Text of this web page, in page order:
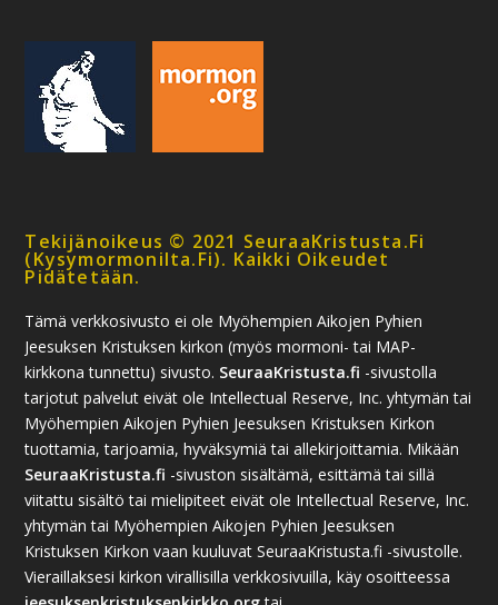
Tekijänoikeus © 2021 SeuraaKristusta.fi
(kysymormonilta.fi). Kaikki Oikeudet
Pidätetään.
Tämä verkkosivusto ei ole Myöhempien Aikojen Pyhien
Jeesuksen Kristuksen kirkon (myös mormoni- tai MAP-
kirkkona tunnettu) sivusto. SeuraaKristusta.fi -sivustolla
tarjotut palvelut eivät ole Intellectual Reserve, Inc. yhtymän tai
Myöhempien Aikojen Pyhien Jeesuksen Kristuksen Kirkon
tuottamia, tarjoamia, hyväksymiä tai allekirjoittamia. Mikään
SeuraaKristusta.fi -sivuston sisältämä, esittämä tai sillä
viitattu sisältö tai mielipiteet eivät ole Intellectual Reserve, Inc.
yhtymän tai Myöhempien Aikojen Pyhien Jeesuksen
Kristuksen Kirkon vaan kuuluvat SeuraaKristusta.fi -sivustolle.
Vieraillaksesi kirkon virallisilla verkkosivuilla, käy osoitteessa